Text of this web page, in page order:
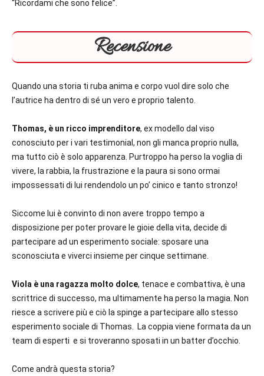
“Ricordami che sono felice”.
Recensione
Quando una storia ti ruba anima e corpo vuol dire solo che
l’autrice ha dentro di sé un vero e proprio talento.
Thomas, è un ricco imprenditore, ex modello dal viso
conosciuto per i vari testimonial, non gli manca proprio nulla,
ma tutto ciò è solo apparenza. Purtroppo ha perso la voglia di
vivere, la rabbia, la frustrazione e la paura si sono ormai
impossessati di lui rendendolo un po’ cinico e tanto stronzo!
Siccome lui è convinto di non avere troppo tempo a
disposizione per poter provare le gioie della vita, decide di
partecipare ad un esperimento sociale: sposare una
sconosciuta e viverci insieme per cinque settimane.
Viola è una ragazza molto dolce, tenace e combattiva, è una
scrittrice di successo, ma ultimamente ha perso la magia. Non
riesce a scrivere più e ciò la spinge a partecipare allo stesso
esperimento sociale di Thomas. La coppia viene formata da un
team di esperti e si troveranno sposati in un batter d’occhio.
Come andrà questa storia?